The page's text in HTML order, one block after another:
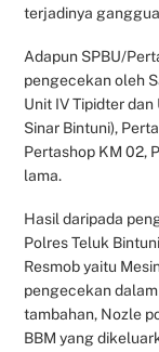
terjadinya
Adapun SPBU/
pengecekan oleh
Unit IV Tipidter dan
Sinar Bintuni),
Pertashop KM 02,
lama.
Hasil daripada
Polres Teluk
Resmob yaitu
pengecekan
tambahan, Nozle
BBM yang